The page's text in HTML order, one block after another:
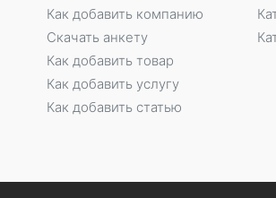
Как добавить компанию
Скачать анкету
Как добавить товар
Как добавить услугу
Как добавить статью